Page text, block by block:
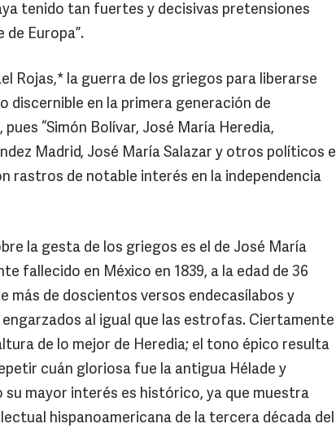
tenido tan fuertes y decisivas pretensiones
Europa”.
Rojas,* la guerra de los griegos para liberarse
discernible en la primera generación de
“Simón Bolívar, José María Heredia,
Madrid, José María Salazar y otros políticos e
rastros de notable interés en la independencia
la gesta de los griegos es el de José María
fallecido en México en 1839, a la edad de 36
más de doscientos versos endecasílabos y
al igual que las estrofas. Ciertamente
de lo mejor de Heredia; el tono épico resulta
cuán gloriosa fue la antigua Hélade y
su mayor interés es histórico, ya que muestra
hispanoamericana de la tercera década del